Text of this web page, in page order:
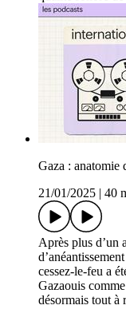
Gaza : anatomie
21/01/2025
40
Après plus d’un
cessez-le-feu a
Gazaouis
désormais tout à